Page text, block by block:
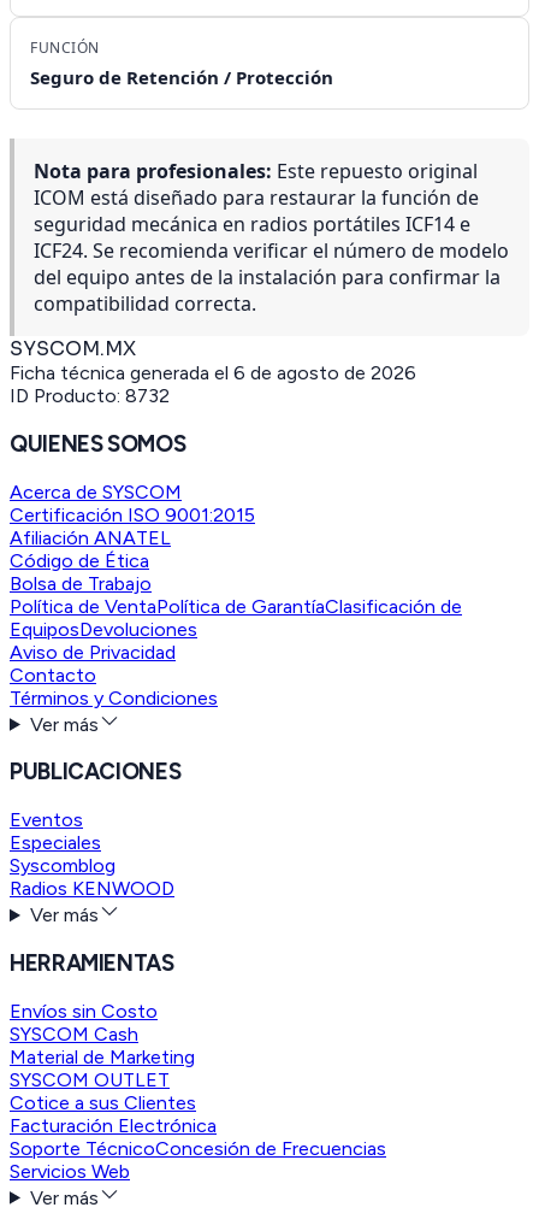
FUNCIÓN
Seguro de Retención / Protección
Nota para profesionales: Este repuesto original
ICOM está diseñado para restaurar la función de
seguridad mecánica en radios portátiles ICF14 e
ICF24. Se recomienda verificar el número de modelo
del equipo antes de la instalación para confirmar la
compatibilidad correcta.
SYSCOM.MX
Ficha técnica generada el 6 de agosto de 2026
ID Producto: 8732
QUIENES SOMOS
Acerca de SYSCOM
Certificación ISO 9001:2015
Afiliación ANATEL
Código de Ética
Bolsa de Trabajo
Política de VentaPolítica de GarantíaClasificación de
EquiposDevoluciones
Aviso de Privacidad
Contacto
Términos y Condiciones
Ver más
PUBLICACIONES
Eventos
Especiales
Syscomblog
Radios KENWOOD
Ver más
HERRAMIENTAS
Envíos sin Costo
SYSCOM Cash
Material de Marketing
SYSCOM OUTLET
Cotice a sus Clientes
Facturación Electrónica
Soporte TécnicoConcesión de Frecuencias
Servicios Web
Ver más